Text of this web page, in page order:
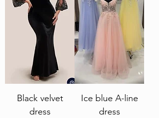
Black velvet
dress
Ice blue A-line
dress